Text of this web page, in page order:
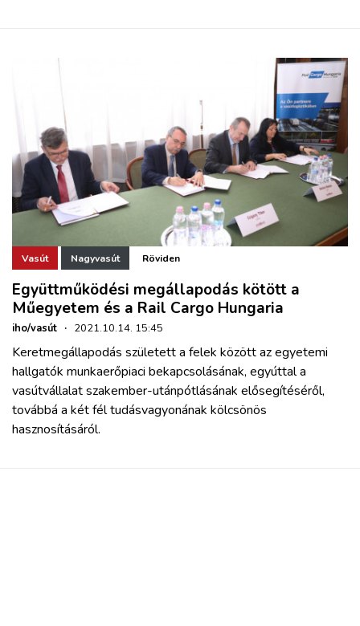
Vasút Nagyvasút Röviden
Együttműködési megállapodás kötött a
Műegyetem és a Rail Cargo Hungaria
iho/vasút · 2021.10.14. 15:45
Keretmegállapodás született a felek között az egyetemi
hallgatók munkaerőpiaci bekapcsolásának, egyúttal a
vasútvállalat szakember-utánpótlásának elősegítéséről,
továbbá a két fél tudásvagyonának kölcsönös
hasznosításáról.